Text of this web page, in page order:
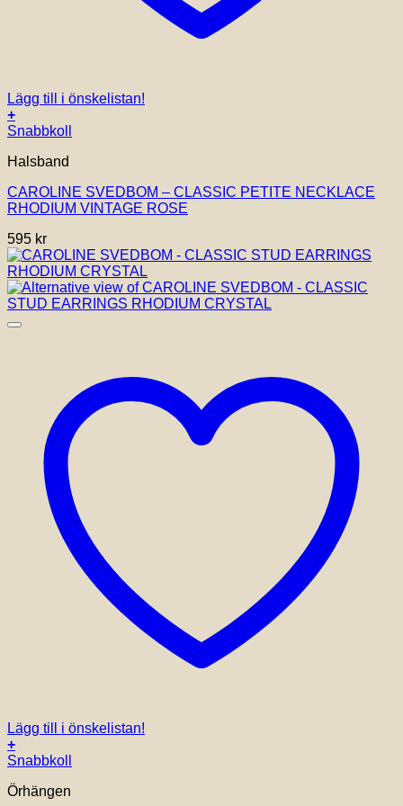
Lägg till i önskelistan!
+
Snabbkoll
Halsband
CAROLINE SVEDBOM – CLASSIC PETITE NECKLACE
RHODIUM VINTAGE ROSE
595 kr
Lägg till i önskelistan!
+
Snabbkoll
Örhängen